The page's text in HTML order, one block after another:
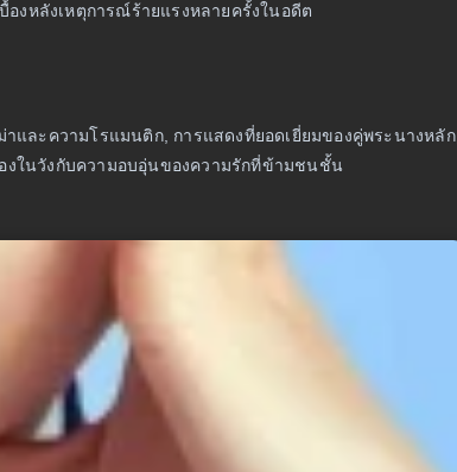
งหลังเหตุการณ์ร้ายแรงหลายครั้งในอดีต
และความโรแมนติก, การแสดงที่ยอดเยี่ยมของคู่พระนางหลัก,
งในวังกับความอบอุ่นของความรักที่ข้ามชนชั้น